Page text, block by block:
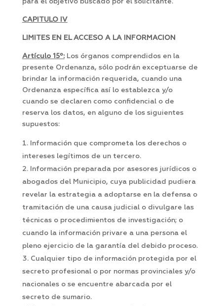
para el objetivo buscado por el solicitante.
CAPITULO IV
LIMITES EN EL ACCESO A LA INFORMACION
Artículo 15º:Los órganos comprendidos en la
presente Ordenanza, sólo podrán exceptuarse de
brindar la información requerida, cuando una
Ordenanza específica así lo establezca y/o
cuando se declaren como confidencial o de
reserva los datos, en alguno de los siguientes
supuestos:
Información que comprometa los derechos o
intereses legítimos de un tercero.
Información preparada por asesores jurídicos o
abogados del Municipio, cuya publicidad pudiera
revelar la estrategia a adoptarse en la defensa o
tramitación de una causa judicial o divulgare las
técnicas o procedimientos de investigación; o
cuando la información privare a una persona el
pleno ejercicio de la garantía del debido proceso.
Cualquier tipo de información protegida por el
secreto profesional o por normas provinciales y/o
nacionales o se encuentre abarcada por el
secreto de sumario.